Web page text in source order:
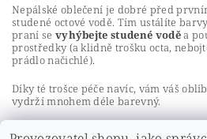
Nepálské oblečení je dobré před
studené octové vodě. Tím ustálíte
praní se vyhýbejte studené voděa
prostředky (a klidně trošku octa,
prádlo načichlé).
Díky té trošce péče navíc, vám váš
vydrží mnohem déle barevný.